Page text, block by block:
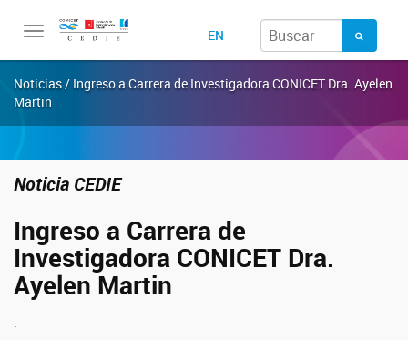
Toggle
EN
Noticias / Ingreso a Carrera de Investigadora CONICET Dra. Ayelen
Martin
Noticia CEDIE
Ingreso a Carrera de
Investigadora CONICET Dra.
Ayelen Martin
.